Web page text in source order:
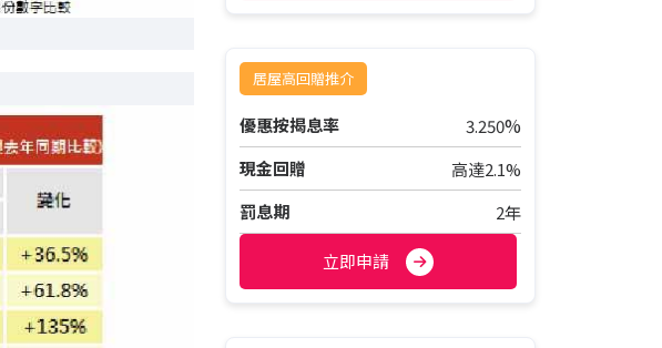
居屋高回贈推介
優惠按揭息率 3.250%
現金回贈
高達2.1%
罰息期
2年
立即申請